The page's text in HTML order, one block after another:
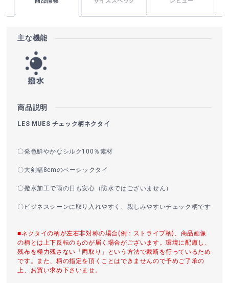
主な機能
商品説明
LES MUES チェック柄ネクタイ
〇発色鮮やかなシルク100％素材
〇大剣幅8cmのベーシックタイ
〇撥水加工で雨の日も安心（防水ではございません）
〇ビジネスシーンに取り入れやすく、親しみやすいチェック柄です
■ネクタイの柄が左右非対称の場合(例：ストライプ柄)、商品画像
の柄とは上下反転のものが届く場合がございます。環境に配慮し、
残布を極力残さない「両取り」という方法で裁断を行っているため
です。また、柄の指定を頂くことはできませんので予めご了承の
上、お買い求め下さいませ。